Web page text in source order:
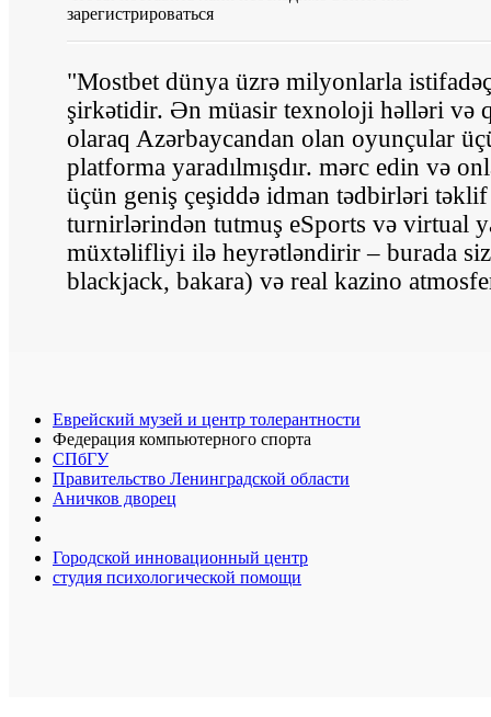
зарегистрироваться
"Mostbet dünya üzrə milyonlarla
şirkətidir. Ən müasir texnoloji həlləri və
olaraq Azərbaycandan olan oyunçular
platforma yaradılmışdır. mərc edin və
üçün geniş çeşiddə idman tədbirləri
turnirlərindən tutmuş eSports və virtual
müxtəlifliyi ilə heyrətləndirir – burada
blackjack, bakara) və real kazino
Еврейский музей и центр толерантности
Федерация компьютерного спорта
СПбГУ
Правительство Ленинградской области
Аничков дворец
Городской инновационный центр
студия психологической помощи